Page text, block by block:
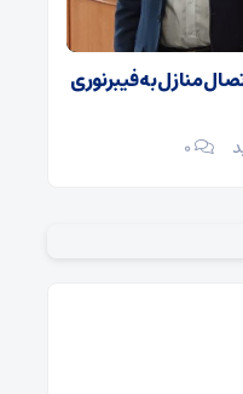
منازل به فیبرنوری
۰